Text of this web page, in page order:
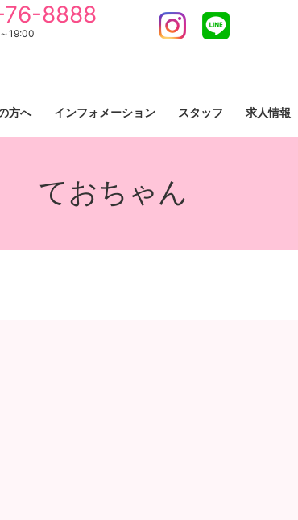
8888
19:00
Instagram
方へ インフォメーション スタッフ 求人情報
ておちゃん